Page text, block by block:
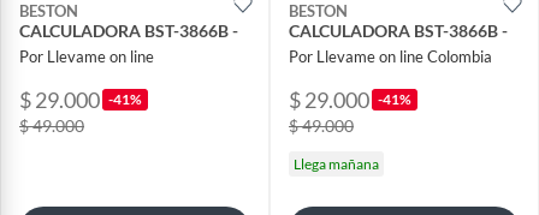
BESTON
CALCULADORA BST-3866B -
Por Llevame on line
$ 29.000 -41%
$ 49.000
BESTON
CALCULADORA BST-3866B -
Por Llevame on line Colombia
$ 29.000 -41%
$ 49.000
Llega mañana